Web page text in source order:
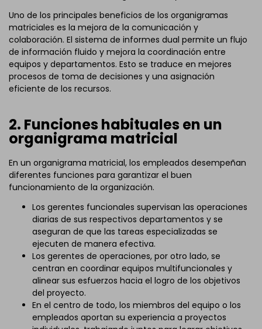
Uno de los principales beneficios de los organigramas
matriciales es la mejora de la comunicación y
colaboración. El sistema de informes dual permite un flujo
de información fluido y mejora la coordinación entre
equipos y departamentos. Esto se traduce en mejores
procesos de toma de decisiones y una asignación
eficiente de los recursos.
2. Funciones habituales en un
organigrama matricial
En un organigrama matricial, los empleados desempeñan
diferentes funciones para garantizar el buen
funcionamiento de la organización.
Los gerentes funcionales supervisan las operaciones
diarias de sus respectivos departamentos y se
aseguran de que las tareas especializadas se
ejecuten de manera efectiva.
Los gerentes de operaciones, por otro lado, se
centran en coordinar equipos multifuncionales y
alinear sus esfuerzos hacia el logro de los objetivos
del proyecto.
En el centro de todo, los miembros del equipo o los
empleados aportan su experiencia a proyectos